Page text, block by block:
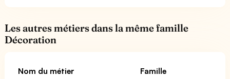
Les autres métiers dans la même famille
Décoration
Nom du métier
Famille